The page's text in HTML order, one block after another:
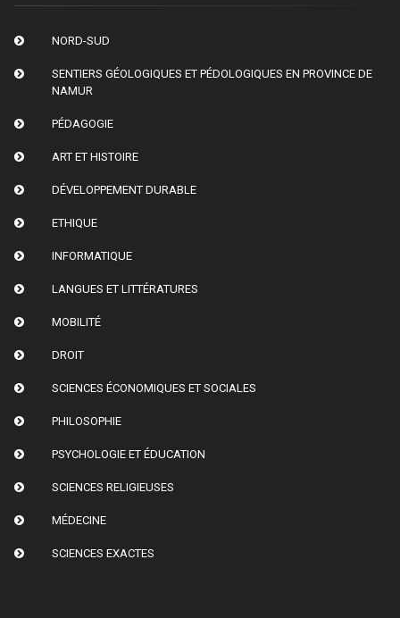
NORD-SUD
SENTIERS GÉOLOGIQUES ET PÉDOLOGIQUES EN PROVINCE DE
NAMUR
PÉDAGOGIE
ART ET HISTOIRE
DÉVELOPPEMENT DURABLE
ETHIQUE
INFORMATIQUE
LANGUES ET LITTÉRATURES
MOBILITÉ
DROIT
SCIENCES ÉCONOMIQUES ET SOCIALES
PHILOSOPHIE
PSYCHOLOGIE ET ÉDUCATION
SCIENCES RELIGIEUSES
MÉDECINE
SCIENCES EXACTES